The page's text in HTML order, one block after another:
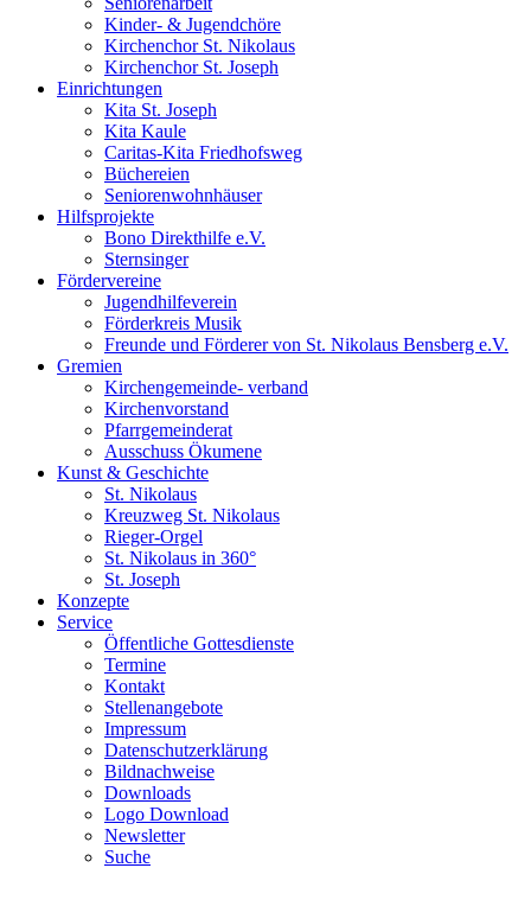
Kinder- & Jugendchöre
Kirchenchor St. Nikolaus
Kirchenchor St. Joseph
Einrichtungen
Kita St. Joseph
Kita Kaule
Caritas-Kita Friedhofsweg
Büchereien
Seniorenwohnhäuser
Hilfsprojekte
Bono Direkthilfe e.V.
Sternsinger
Fördervereine
Jugendhilfeverein
Förderkreis Musik
Freunde und Förderer von St. Nikolaus Bensberg e.V.
Gremien
Kirchengemeinde- verband
Kirchenvorstand
Pfarrgemeinderat
Ausschuss Ökumene
Kunst & Geschichte
St. Nikolaus
Kreuzweg St. Nikolaus
Rieger-Orgel
St. Nikolaus in 360°
St. Joseph
Konzepte
Service
Öffentliche Gottesdienste
Termine
Kontakt
Stellenangebote
Impressum
Datenschutzerklärung
Bildnachweise
Downloads
Logo Download
Newsletter
Suche